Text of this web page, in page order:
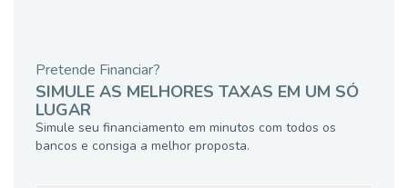
Pretende Financiar?
SIMULE AS MELHORES TAXAS EM UM SÓ
LUGAR
Simule seu financiamento em minutos com todos os
bancos e consiga a melhor proposta.